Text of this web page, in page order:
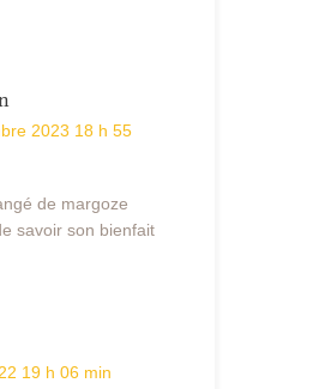
2023 18 h 55
de margoze
savoir son bienfait
19 h 06 min